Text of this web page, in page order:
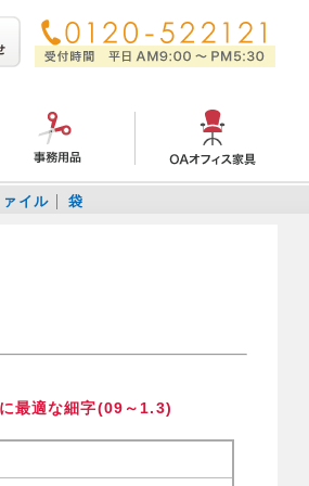
イル 袋
最適な細字(09～1.3)